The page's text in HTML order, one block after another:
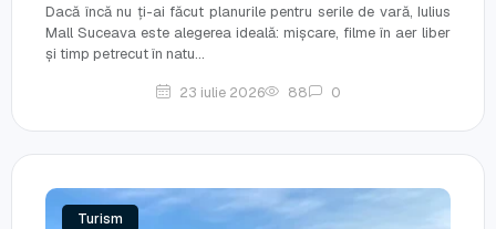
Dacă încă nu ți-ai făcut planurile pentru serile de vară, Iulius
Mall Suceava este alegerea ideală: mișcare, filme în aer liber
și timp petrecut în natu...
23 iulie 2026 88 0
Turism